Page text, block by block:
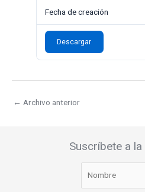
Fecha de creación
Descargar
← Archivo anterior
Suscríbete a